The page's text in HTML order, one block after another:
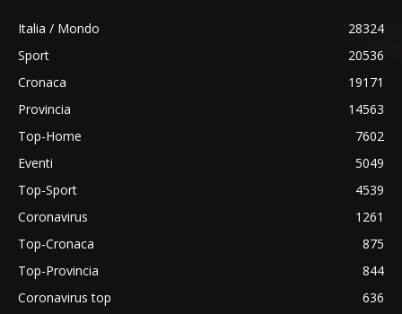
Italia / Mondo
28324
Sport
20536
Cronaca
19171
Provincia
14563
Top-Home
7602
Eventi
5049
Top-Sport
4539
Coronavirus
1261
Top-Cronaca
875
Top-Provincia
844
Coronavirus top
636